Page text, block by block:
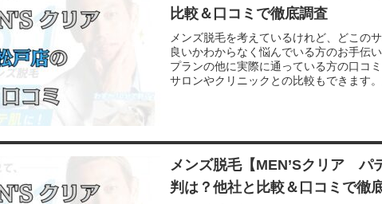
比較＆口コミで徹底調査
メンズ脱毛を考えているけれど、どこの
良いかわからなく悩んでいる方のお手伝
プランの他に実際に通っている方の口コ
サロンやクリニックとの比較もできます
メンズ脱毛【MEN’Sクリア パ
判は？他社と比較＆口コミで徹